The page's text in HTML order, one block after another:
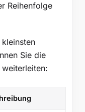
Reihenfolge
Sie die
weiterleiten: